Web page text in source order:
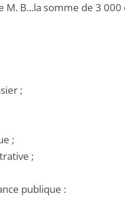
M. B...la somme de 3
;
;
;
publique :